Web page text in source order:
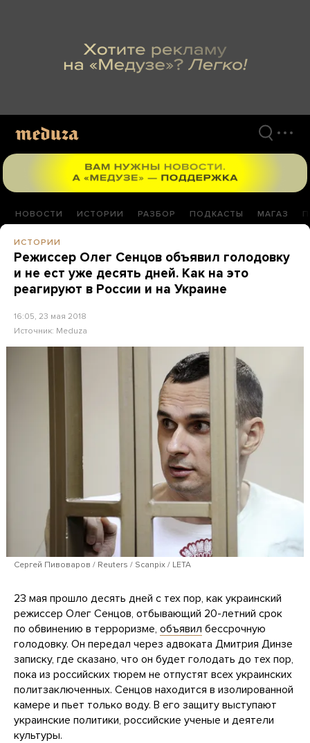
НОВОСТИ ИСТОРИИ РАЗБОР ПОДКАСТЫ МАГАЗ
ИСТОРИИ
Режиссер Олег Сенцов объявил голодовку
и не ест уже десять дней. Как на это
реагируют в России и на Украине
16:05, 23 мая 2018
Источник: Meduza
Сергей Пивоваров / Reuters / Scanpix / LETA
23 мая прошло десять дней с тех пор, как украинский
режиссер Олег Сенцов, отбывающий 20-летний срок
по обвинению в терроризме, объявил бессрочную
голодовку. Он передал через адвоката Дмитрия Динзе
записку, где сказано, что он будет голодать до тех пор,
пока из российских тюрем не отпустят всех украинских
политзаключенных. Сенцов находится в изолированной
камере и пьет только воду. В его защиту выступают
украинские политики, российские ученые и деятели
культуры.